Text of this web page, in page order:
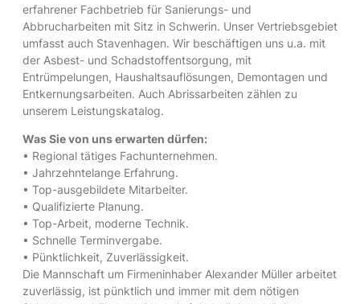
erfahrener Fachbetrieb für Sanierungs- und
Abbrucharbeiten mit Sitz in Schwerin. Unser Vertriebsgebiet
umfasst auch Stavenhagen. Wir beschäftigen uns u.a. mit
der Asbest- und Schadstoffentsorgung, mit
Entrümpelungen, Haushaltsauflösungen, Demontagen und
Entkernungsarbeiten. Auch Abrissarbeiten zählen zu
unserem Leistungskatalog.
Was Sie von uns erwarten dürfen:
• Regional tätiges Fachunternehmen.
• Jahrzehntelange Erfahrung.
• Top-ausgebildete Mitarbeiter.
• Qualifizierte Planung.
• Top-Arbeit, moderne Technik.
• Schnelle Terminvergabe.
• Pünktlichkeit, Zuverlässigkeit.
Die Mannschaft um Firmeninhaber Alexander Müller arbeitet
zuverlässig, ist pünktlich und immer mit dem nötigen